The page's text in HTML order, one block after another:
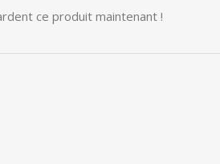
ce produit maintenant !